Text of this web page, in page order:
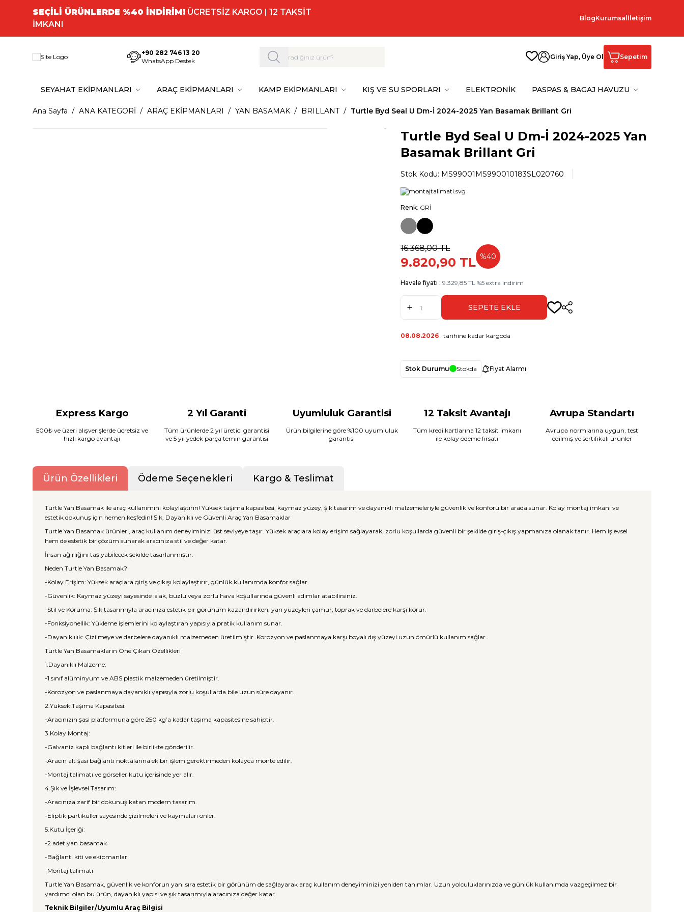
SEÇİLİ ÜRÜNLERDE %40 İNDİRİM! ÜCRETSİZ KARGO | 12 TAKSİT
İMKANI
BlogKurumsal İletişim
+90 282 746 13 20
WhatsApp Destek
Giriş Yap, Üye Ol Sepetim
SEYAHAT EKİPMANLARI ARAÇ EKİPMANLARI KAMP EKİPMANLARI KIŞ VE SU SPORLARI ELEKTRONİK PASPAS & BAGAJ HAVUZU
Ana Sayfa ANA KATEGORİ ARAÇ EKİPMANLARI YAN BASAMAK BRILLANT Turtle Byd Seal U Dm-İ 2024-2025 Yan Basamak Brillant Gri
Turtle Byd Seal U Dm-İ 2024-2025 Yan
Basamak Brillant Gri
Stok Kodu: MS99001MS990010183SL020760
Renk: GRİ
16.368,00TL
9.820,90 TL %40
Havale fiyatı :9.329,85 TL%5 extra indirim
SEPETE EKLE Paylaş
08.08.2026 tarihine kadar kargoda
Stok Durumu Stokda Fiyat Alarmı
Express Kargo
500₺ ve üzeri alışverişlerde ücretsiz ve
hızlı kargo avantajı
2 Yıl Garanti
Tüm ürünlerde 2 yıl üretici garantisi
ve 5 yıl yedek parça temin garantisi
Uyumluluk Garantisi
Ürün bilgilerine göre %100 uyumluluk
garantisi
12 Taksit Avantajı
Tüm kredi kartlarına 12 taksit imkanı
ile kolay ödeme fırsatı
Avrupa Standartı
Avrupa normlarına uygun, test
edilmiş ve sertifikalı ürünler
Ürün Özellikleri Ödeme Seçenekleri Kargo & Teslimat
Turtle Yan Basamak ile araç kullanımını kolaylaştırın! Yüksek taşıma kapasitesi, kaymaz yüzey, şık tasarım ve dayanıklı malzemeleriyle güvenlik ve konforu bir arada sunar. Kolay montaj imkanı ve
estetik dokunuş için hemen keşfedin! Şık, Dayanıklı ve Güvenli Araç Yan Basamaklar
Turtle Yan Basamak ürünleri, araç kullanım deneyiminizi üst seviyeye taşır. Yüksek araçlara kolay erişim sağlayarak, zorlu koşullarda güvenli bir şekilde giriş-çıkış yapmanıza olanak tanır. Hem işlevsel
hem de estetik bir çözüm sunarak aracınıza stil ve değer katar.
İnsan ağırlığını taşıyabilecek şekilde tasarlanmıştır.
Neden Turtle Yan Basamak?
-Kolay Erişim: Yüksek araçlara giriş ve çıkışı kolaylaştırır, günlük kullanımda konfor sağlar.
-Güvenlik: Kaymaz yüzeyi sayesinde ıslak, buzlu veya zorlu hava koşullarında güvenli adımlar atabilirsiniz.
-Stil ve Koruma: Şık tasarımıyla aracınıza estetik bir görünüm kazandırırken, yan yüzeyleri çamur, toprak ve darbelere karşı korur.
-Fonksiyonellik: Yükleme işlemlerini kolaylaştıran yapısıyla pratik kullanım sunar.
-Dayanıklılık: Çizilmeye ve darbelere dayanıklı malzemeden üretilmiştir. Korozyon ve paslanmaya karşı boyalı dış yüzeyi uzun ömürlü kullanım sağlar.
Turtle Yan Basamakların Öne Çıkan Özellikleri
1.Dayanıklı Malzeme:
-1.sınıf alüminyum ve ABS plastik malzemeden üretilmiştir.
-Korozyon ve paslanmaya dayanıklı yapısıyla zorlu koşullarda bile uzun süre dayanır.
2.Yüksek Taşıma Kapasitesi:
-Aracınızın şasi platformuna göre 250 kg’a kadar taşıma kapasitesine sahiptir.
3.Kolay Montaj:
-Galvaniz kaplı bağlantı kitleri ile birlikte gönderilir.
-Aracın alt şasi bağlantı noktalarına ek bir işlem gerektirmeden kolayca monte edilir.
-Montaj talimatı ve görseller kutu içerisinde yer alır.
4.Şık ve İşlevsel Tasarım:
-Aracınıza zarif bir dokunuş katan modern tasarım.
-Eliptik partiküller sayesinde çizilmeleri ve kaymaları önler.
5.Kutu İçeriği:
-2 adet yan basamak
-Bağlantı kiti ve ekipmanları
-Montaj talimatı
Turtle Yan Basamak, güvenlik ve konforun yanı sıra estetik bir görünüm de sağlayarak araç kullanım deneyiminizi yeniden tanımlar. Uzun yolculuklarınızda ve günlük kullanımda vazgeçilmez bir
yardımcı olan bu ürün, dayanıklı yapısı ve şık tasarımıyla aracınıza değer katar.
Teknik Bilgiler/Uyumlu Araç Bilgisi